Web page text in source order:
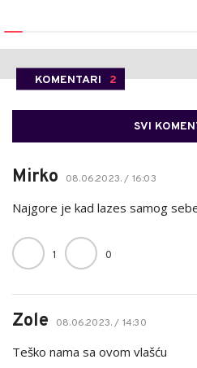
KOMENTARI 2
SVI
Mirko 08.06.2023. / 16:03
Najgore je kad lazes samog
1 0
Zole 08.06.2023. / 14:30
Teško nama sa ovom vlašću